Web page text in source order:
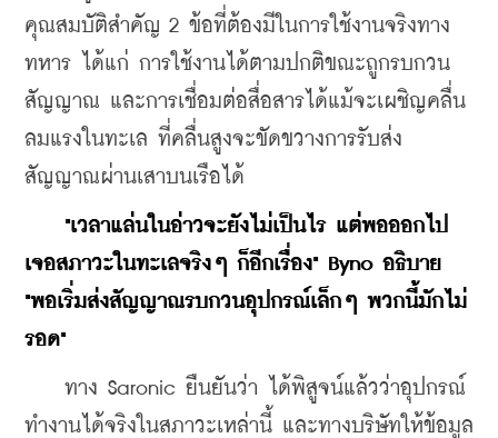
คุณสมบัติสำคัญ 2 ข้อที่ต้องมีในการใช้งานจริงทาง
ทหาร ได้แก่ การใช้งานได้ตามปกติขณะถูกรบกวน
สัญญาณ และการเชื่อมต่อสื่อสารได้แม้จะเผชิญคลื่น
ลมแรงในทะเล ที่คลื่นสูงจะขัดขวางการรับส่ง
สัญญาณผ่านเสาบนเรือได้
"เวลาแล่นในอ่าวจะยังไม่เป็นไร แต่พอออกไป
เจอสภาวะในทะเลจริงๆ ก็อีกเรื่อง" Byno อธิบาย
"พอเริ่มส่งสัญญาณรบกวนอุปกรณ์เล็กๆ พวกนี้มักไม่
รอด"
ทาง Saronic ยืนยันว่า ได้พิสูจน์แล้วว่าอุปกรณ์
ทำงานได้จริงในสภาวะเหล่านี้ และทางบริษัทให้ข้อมูล